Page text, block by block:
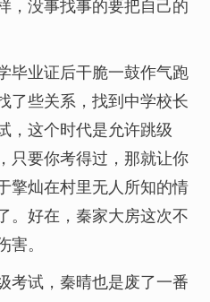
毕业证后干脆一鼓作气跑
了些关系，找到中学校长
，这个时代是允许跳级
只要你考得过，那就让你
擎灿在村里无人所知的情
。好在，秦家大房这次不
。
考试，秦晴也是废了一番